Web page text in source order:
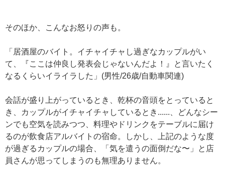
そのほか、こんなお怒りの声も。
「居酒屋のバイト。イチャイチャし過ぎなカップルがい
て、『ここは仲良し発表会じゃないんだよ！』と言いたく
なるくらいイライラした」(男性/26歳/自動車関連)
会話が盛り上がっているとき、乾杯の音頭をとっていると
き、カップルがイチャイチャしているとき......、どんなシー
ンでも空気を読みつつ、料理やドリンクをテーブルに届け
るのが飲食店アルバイトの宿命。しかし、上記のような度
が過ぎるカップルの場合、「気を遣うの面倒だな〜」と店
員さんが思ってしまうのも無理ありません。